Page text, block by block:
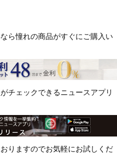
ら憧れの商品がすぐにご購入い
チェックできるニュースアプリ
りますのでお気軽にお試しくだ